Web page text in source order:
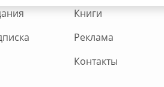
Книги
Реклама
Контакты